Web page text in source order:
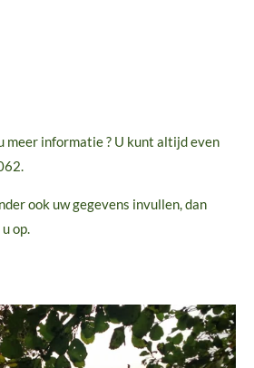
meer informatie ? U kunt altijd even
ook uw gegevens invullen, dan
op.